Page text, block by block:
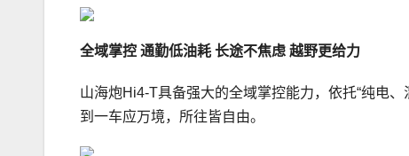
全域掌控 通勤低油耗 长途不焦虑 越野更给力
山海炮Hi4-T具备强大的全域掌控能力，依托“纯电
到一车应万境，所往皆自由。